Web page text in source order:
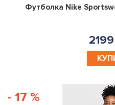
Футболка Nike
- 17 %